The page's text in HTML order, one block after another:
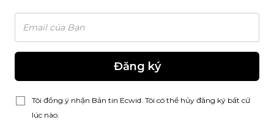
Đăng ký
Tôi đồng ý nhận Bản tin Ecwid. Tôi có thể hủy đăng ký bất cứ
lúc nào.